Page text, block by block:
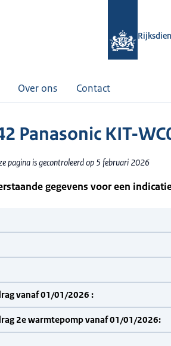
Over ons Contact
Panasonic KIT-
pagina is gecontroleerd op 5 februari 2026
gegevens voor een
vanaf 01/01/2026 :
2e warmtepomp vanaf 01/01/2026: